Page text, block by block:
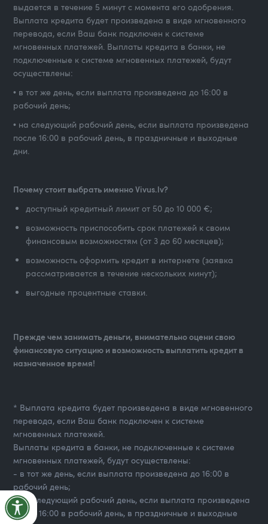
выдается в течение 5 минут с момента его одобрения.
Выплата кредита будет произведена в виде мгновенного
перевода, если Ваш банк подключен к системе
мгновенных платежей. Выплаты кредита в банки, не
подключенные к системе мгновенных платежей, будут
осуществлены:
• в тот же день, если выплата произведена до 16:00 в
рабочий день;
• на следующий рабочий день, если выплата произведена
после 16:00 в рабочий день, в праздничные и выходные
дни.
Почему стоит выбрать именно Vivus.lv?
доступный кредитный лимит от 50 до 10 000 €;
возможность приспособить срок платежей к своим
финансовым возможностям (от 3 до 60 месяцев);
возможность оформить кредит в интернете (заявка
рассматривается в течение нескольких минут);
выгодные процентные ставки.
Прежде чем занимать деньги, внимательно оцени свою
финансовую ситуацию и возможность выплатить кредит в
назначенное время!
* Выплата кредита будет произведена в виде мгновенного
перевода, если Ваш банк подключен к системе
мгновенных платежей.
Выплаты кредита в банки, не подключенные к системе
мгновенных платежей, будут осуществлены:
- в тот же день, если выплата произведена до 16:00 в
рабочий день;
- на следующий рабочий день, если выплата произведена
после 16:00 в рабочий день, в праздничные и выходные